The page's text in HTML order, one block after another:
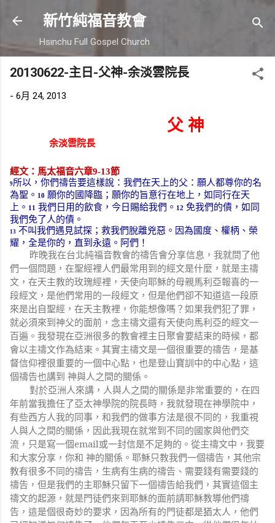
跳到主要內容
新竹純福音教會
Hsinchu Full Gospel Church
20130622-主日-父神-余淡雲院長
- 6月 24, 2013
父 神
余淡雲院長
經文：馬太福音六章9-13節
9所以，你們禱告要這樣說：我們在天上的父：願人都尊你的名
為聖。 10 願你的國降臨；願你的旨意行在地上，如同行在天
上。 11 我們日用的飲食，今日賜給我們。 12 免我們的債，如同
我們免了人的債。
13 不叫我們遇見試探；救我們脫離兇惡。因為國度、權柄、榮
耀，全是你的，直到永遠。阿們！
昨晚我在台北純福音教會的禱告會分享信息，我就問了他
們一個問題，在聖經裡人們最常用到的經文是什麼，就是主禱
文，在天主教的玫瑰經裡，天使向耶穌的母親馬利亞報喜的一
段經文，是他們常用的一段經文，但是他們卻不知道這一段原
來是出自聖經，在天主教裡，你能想像嗎？如果我們犯了罪，
就必須來到神父的面前，念主禱文還有天使向馬利亞的經文一
百遍。我發現在亞洲很多的教會裡主日聚會要結束的時候，都
會以主禱文作為結束。其實主禱文是一個很重要的禱告，是基
督信仰裡很重要的一個中心點，也是登山寶訓中的中心點，這
個禱告也講到 神與人之間的關係。
對於亞洲人來講，人與人之間的關係是非常重要的，在四
年前當我擔任了亞太神學院的院長時，我就發現在神學院中，
有些西方人我的同事，和我們的做事方法是很不同的，我重視
人與人之間的關係，因此我現在就常到不同的國家與他們交
流，只是寫一個email或一封信是不足夠的。從主禱文中，我要
和大家分享，你和 神的關係。耶穌只教我們一個禱告，其他宗
教有很多不同的禱告，生病有生病的禱告、需要錢有需要錢的
禱告，但是我們的主耶穌只留下一個禱告給我們，其實這個主
禱文的起源，就是門徒們來到耶穌的面前請耶穌教導他們禱
告，這是個很奇妙的要求，因為所有的門徒都是猶太人，他們